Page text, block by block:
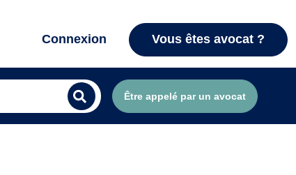
Connexion Vous êtes avocat ?
Être appelé par un avocat